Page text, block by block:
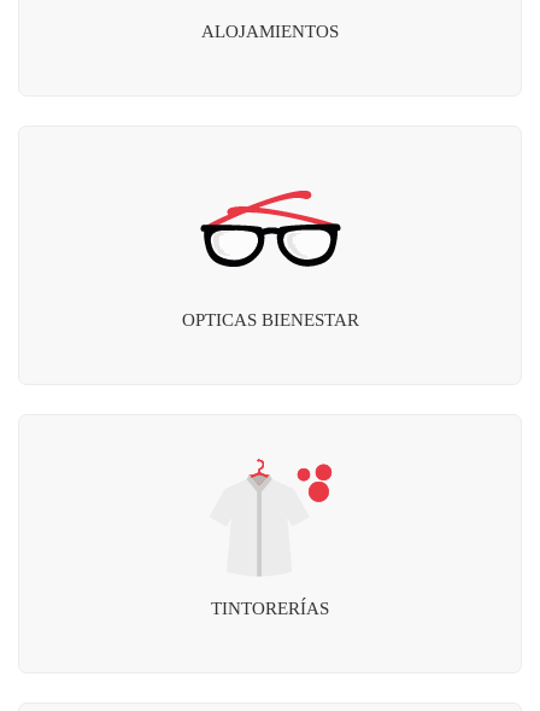
ALOJAMIENTOS
OPTICAS BIENESTAR
TINTORERÍAS